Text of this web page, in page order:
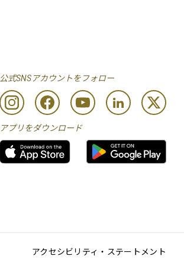
公式SNSアカウントをフォロー
アプリをダウンロード
アクセシビリティ・ステートメント